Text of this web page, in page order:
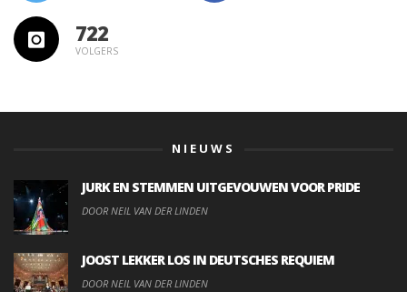
722
VOLGERS
NIEUWS
JURK EN STEMMEN UITGEVOUWEN VOOR PRIDE
DOOR NEIL VAN DER LINDEN
JOOST LEKKER LOS IN DEUTSCHES REQUIEM
DOOR NEIL VAN DER LINDEN